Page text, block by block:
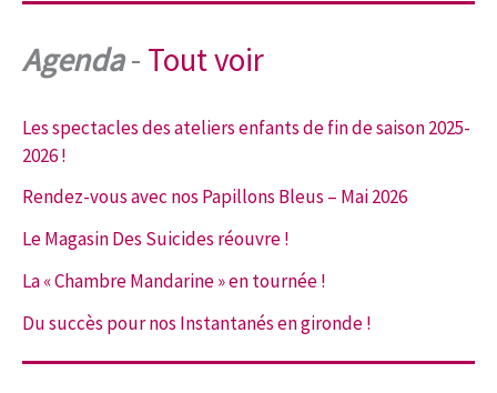
Agenda- Tout voir
Les spectacles des ateliers enfants de fin de saison 2025-
2026 !
Rendez-vous avec nos Papillons Bleus – Mai 2026
Le Magasin Des Suicides réouvre !
La « Chambre Mandarine » en tournée !
Du succès pour nos Instantanés en gironde !